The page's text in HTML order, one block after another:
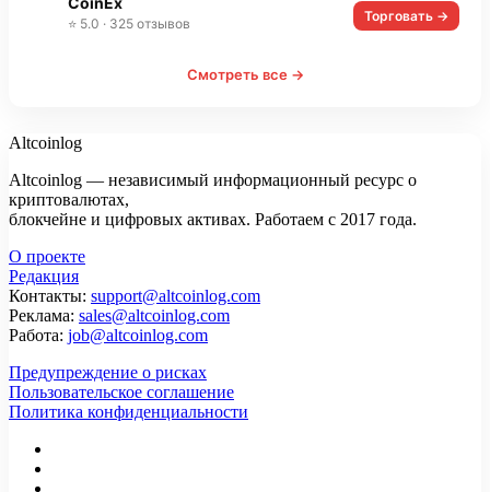
⭐ 5.0 · 325 отзывов Торговать →
Смотреть все →
Altcoinlog
Altcoinlog — независимый информационный ресурс о
криптовалютах,
блокчейне и цифровых активах. Работаем с 2017 года.
О проекте
Редакция
Контакты: support@altcoinlog.com
Реклама: sales@altcoinlog.com
Работа: job@altcoinlog.com
Предупреждение о рисках
Пользовательское соглашение
Политика конфиденциальности